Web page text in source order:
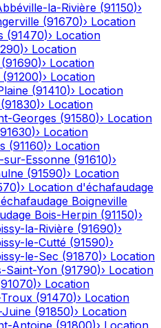
la-Rivière (91150)›
(91670)› Location
(91470)› Location
)› Location
(91690)› Location
(91200)› Location
(91410)› Location
(91830)› Location
Georges (91580)› Location
91630)› Location
(91160)› Location
Essonne (91610)›
(91590)› Location
)› Location d'échafaudage
Boigneville
Bois-Herpin (91150)›
la-Rivière (91690)›
le-Cutté (91590)›
le-Sec (91870)› Location
Saint-Yon (91790)› Location
91070)› Location
(91470)› Location
(91850)› Location